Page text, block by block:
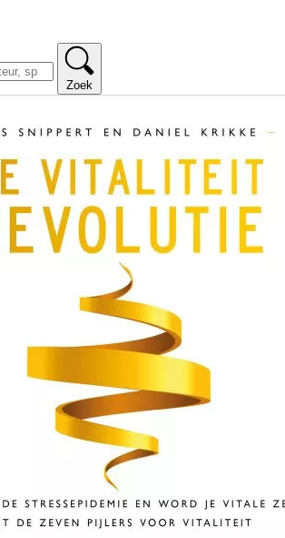
Zoek